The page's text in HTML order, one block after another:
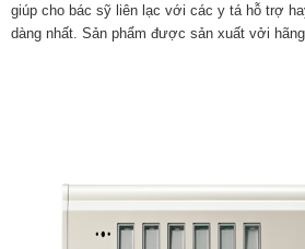
giúp cho bác sỹ liên lạc với các y tá hỗ trợ
dàng nhất. Sản phẩm được sản xuất vởi